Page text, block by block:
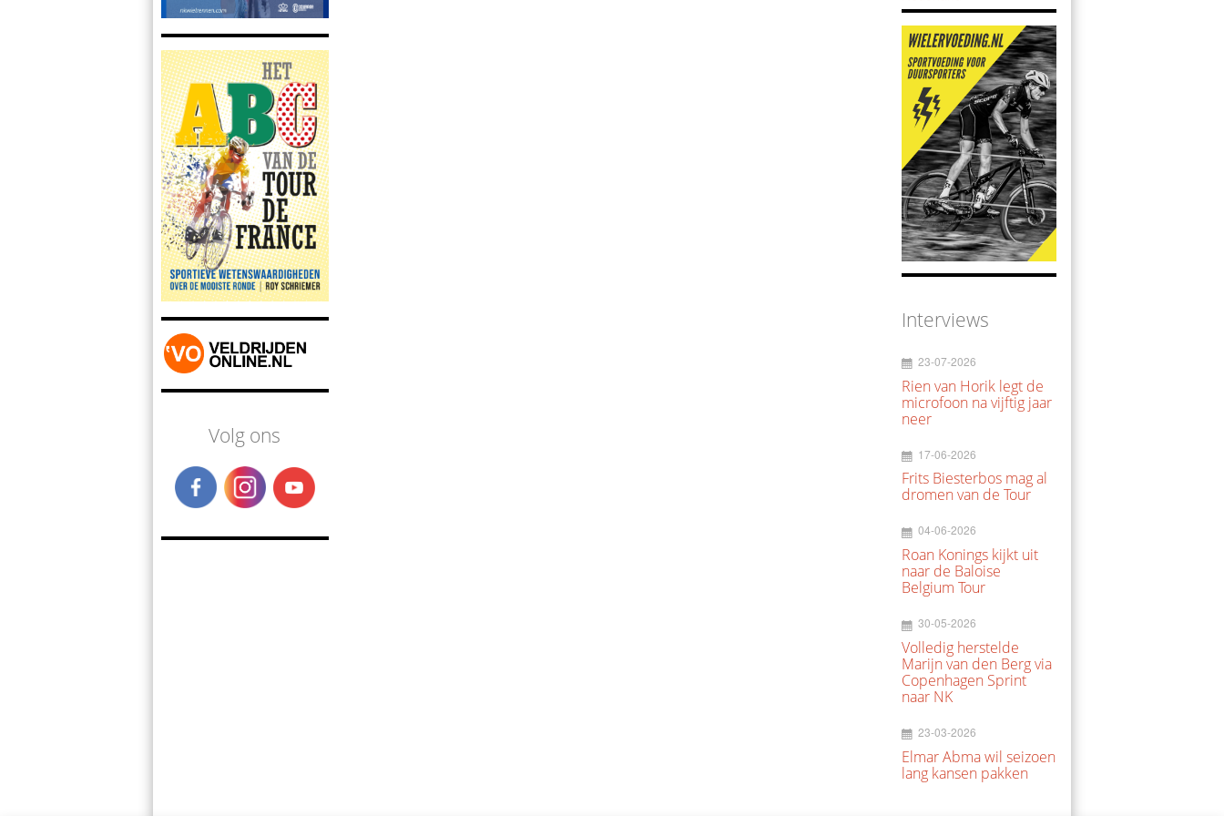
Volg ons
Interviews
23-07-2026
Rien van Horik legt de
microfoon na vijftig jaar
neer
17-06-2026
Frits Biesterbos mag al
dromen van de Tour
04-06-2026
Roan Konings kijkt uit
naar de Baloise
Belgium Tour
30-05-2026
Volledig herstelde
Marijn van den Berg via
Copenhagen Sprint
naar NK
23-03-2026
Elmar Abma wil seizoen
lang kansen pakken